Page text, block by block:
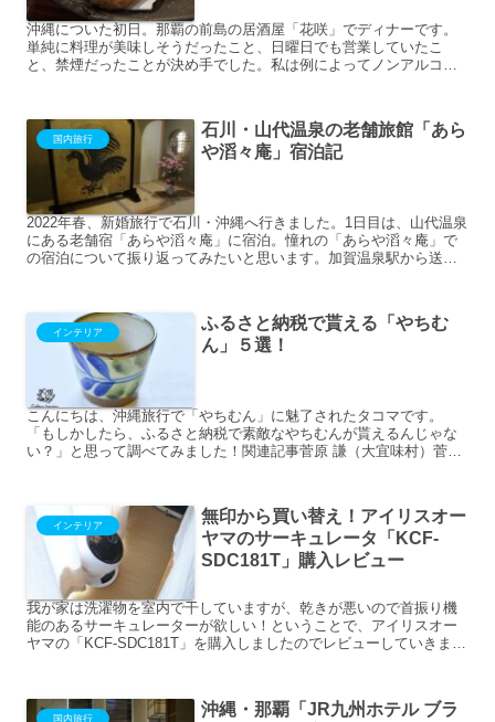
沖縄についた初日。那覇の前島の居酒屋「花咲」でディナーです。
単純に料理が美味しそうだったこと、日曜日でも営業していたこ
と、禁煙だったことが決め手でした。私は例によってノンアルコー
国内旅行
石川・山代温泉の老舗旅館「あら
や滔々庵」宿泊記
2022年春、新婚旅行で石川・沖縄へ行きました。1日目は、山代温泉
にある老舗宿「あらや滔々庵」に宿泊。憧れの「あらや滔々庵」で
の宿泊について振り返ってみたいと思います。加賀温泉駅から送迎
インテリア
ふるさと納税で貰える「やちむ
ん」５選！
こんにちは、沖縄旅行で「やちむん」に魅了されたタコマです。
「もしかしたら、ふるさと納税で素敵なやちむんが貰えるんじゃな
い？」と思って調べてみました！関連記事菅原 謙（大宜味村）菅原
インテリア
無印から買い替え！アイリスオー
ヤマのサーキュレータ「KCF-
SDC181T」購入レビュー
我が家は洗濯物を室内で干していますが、乾きが悪いので首振り機
能のあるサーキュレーターが欲しい！ということで、アイリスオー
ヤマの「KCF-SDC181T」を購入しましたのでレビューしていきま
国内旅行
沖縄・那覇「JR九州ホテル ブラ